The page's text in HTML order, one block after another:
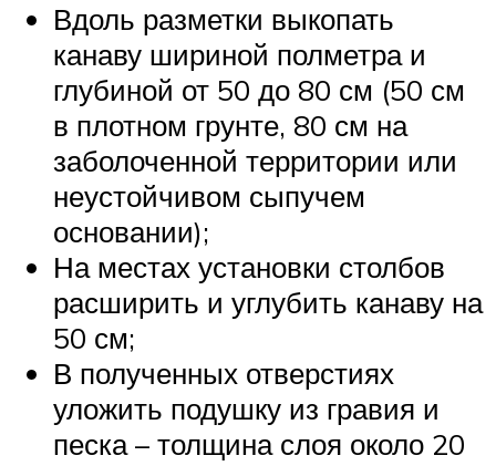
Вдоль разметки выкопать
канаву шириной полметра и
глубиной от 50 до 80 см (50 см
в плотном грунте, 80 см на
заболоченной территории или
неустойчивом сыпучем
основании);
На местах установки столбов
расширить и углубить канаву на
50 см;
В полученных отверстиях
уложить подушку из гравия и
песка – толщина слоя около 20